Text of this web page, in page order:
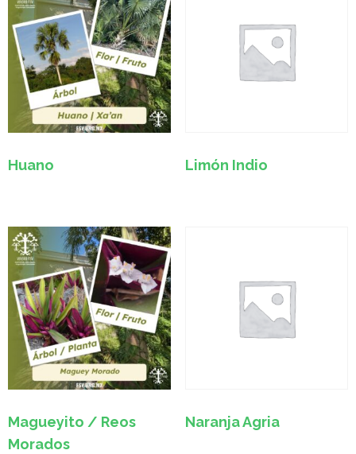
Huano Limón Indio
Magueyito / Reos
Morados
Naranja Agria